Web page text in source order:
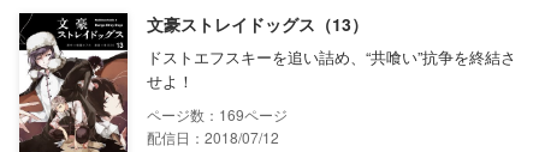
文豪ストレイドッグス（13）
ドストエフスキーを追い詰め、“共喰い”抗争を終結さ
せよ！
169
配信日：2018/07/12